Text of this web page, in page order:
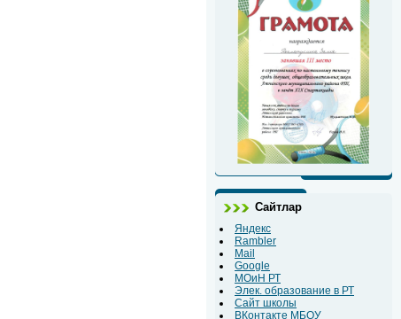
Сайтлар
Яндекс
Rambler
Mail
Google
МОиН РТ
Элек. образование в РТ
Сайт школы
ВКонтакте МБОУ